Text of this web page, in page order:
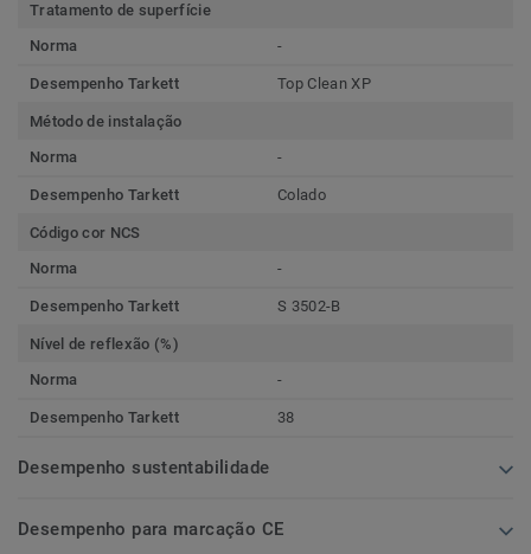
Tratamento de superfície
Norma
-
Desempenho Tarkett Top Clean XP
Método de instalação
Norma
-
Desempenho Tarkett Colado
Código cor NCS
Norma
-
Desempenho Tarkett S 3502-B
Nível de reflexão (%)
Norma
-
Desempenho Tarkett 38
Desempenho sustentabilidade
Desempenho para marcação CE